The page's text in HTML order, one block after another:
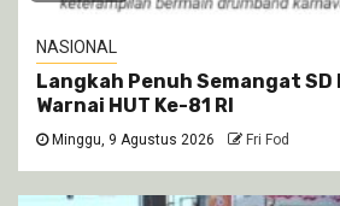
NASIONAL
Langkah Penuh Semangat
Warnai HUT Ke-81 RI
Minggu, 9 Agustus 2026 Fri Fod